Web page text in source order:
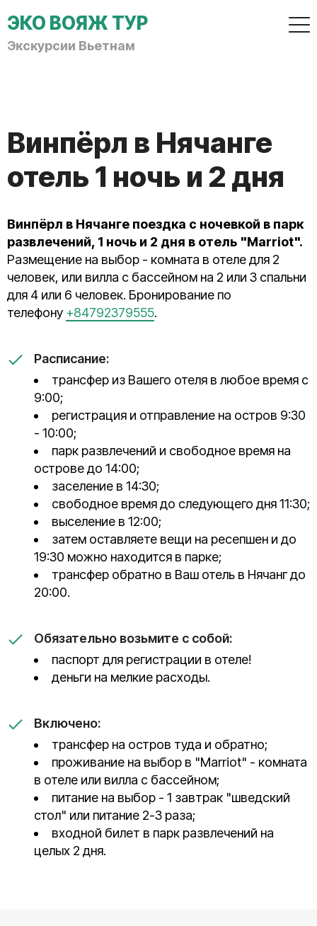
ЭКО ВОЯЖ ТУР
Экскурсии Вьетнам
Винпёрл в Нячанге
отель 1 ночь и 2 дня
Винпёрл в Нячанге поездка с ночевкой в парк
развлечений, 1 ночь и 2 дня в отель "Marriot".
Размещение на выбор - комната в отеле для 2
человек, или вилла с бассейном на 2 или 3 спальни
для 4 или 6 человек. Бронирование по
телефону +84792379555.
Расписание:
трансфер из Вашего отеля в любое время с
9:00;
регистрация и отправление на остров 9:30
- 10:00;
парк развлечений и свободное время на
острове до 14:00;
заселение в 14:30;
свободное время до следующего дня 11:30;
выселение в 12:00;
затем оставляете вещи на ресепшен и до
19:30 можно находится в парке;
трансфер обратно в Ваш отель в Нячанг до
20:00.
Обязательно возьмите с собой:
паспорт для регистрации в отеле!
деньги на мелкие расходы.
Включено:
трансфер на остров туда и обратно;
проживание на выбор в "Marriot" - комната
в отеле или вилла с бассейном;
питание на выбор - 1 завтрак "шведский
стол" или питание 2-3 раза;
входной билет в парк развлечений на
целых 2 дня.